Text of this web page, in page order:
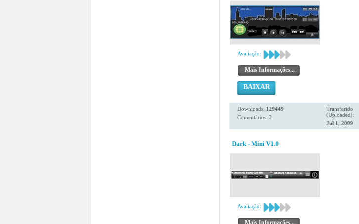
Avaliação:
Mais Informações...
BAIXAR
Downloads: 129449
Comentários: 2
Transferido
(Uploaded):
Jul 1, 2009
Dark - Mini V1.0
Avaliação:
Mais Informações...